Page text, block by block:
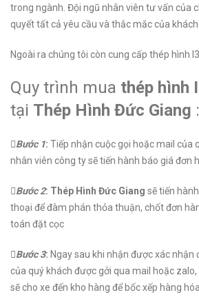
trong ngành. Đội ngũ nhân viên tư vấn của
quyết tất cả yêu cầu và thắc mắc của khách
Ngoài ra chúng tôi còn cung cấp thép hình
Quy trình mua thép hình
tại Thép Hình Đức Giang :
Bước 1: Tiếp nhận cuộc gọi hoặc mail của
nhân viên công ty sẽ tiến hành báo giá đơn
Bước 2: Thép Hình Đức Giang sẽ tiến
thoại để đàm phán thỏa thuận, chốt đơn
toán đặt cọc
Bước 3: Ngay sau khi nhận được xác nhận
của quý khách được gởi qua mail hoặc zalo,
sẽ cho xe đến kho hàng để bốc xếp hàng